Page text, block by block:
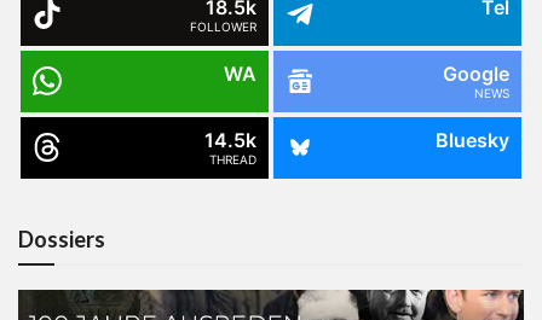
18.5k
FOLLOWER
Tel
WA Google
NEWS
14.5k
THREAD
Bluesky
Dossiers